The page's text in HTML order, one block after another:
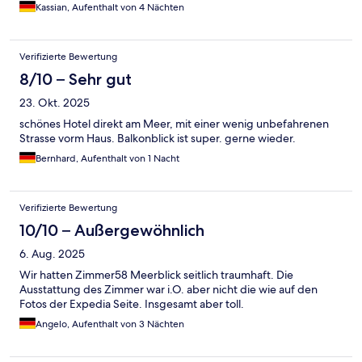
Kassian, Aufenthalt von 4 Nächten
Verifizierte Bewertung
8/10 – Sehr gut
23. Okt. 2025
schönes Hotel direkt am Meer, mit einer wenig unbefahrenen
Strasse vorm Haus. Balkonblick ist super. gerne wieder.
Bernhard, Aufenthalt von 1 Nacht
Verifizierte Bewertung
10/10 – Außergewöhnlich
6. Aug. 2025
Wir hatten Zimmer58 Meerblick seitlich traumhaft. Die
Ausstattung des Zimmer war i.O. aber nicht die wie auf den
Fotos der Expedia Seite. Insgesamt aber toll.
Angelo, Aufenthalt von 3 Nächten